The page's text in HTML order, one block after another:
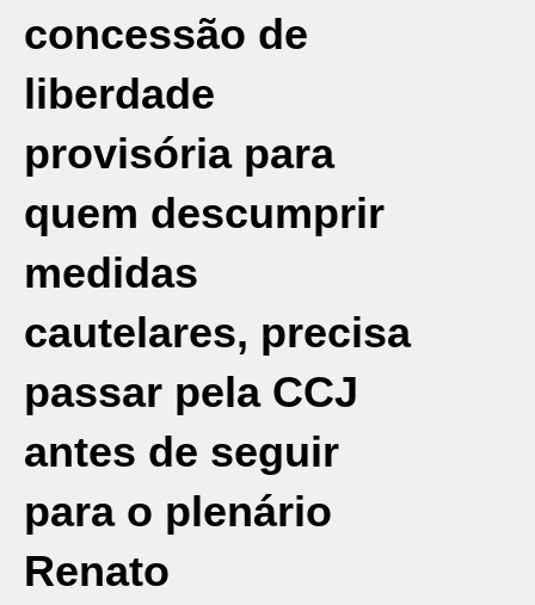
concessão de
liberdade
provisória para
quem descumprir
medidas
cautelares, precisa
passar pela CCJ
antes de seguir
para o plenário
Renato